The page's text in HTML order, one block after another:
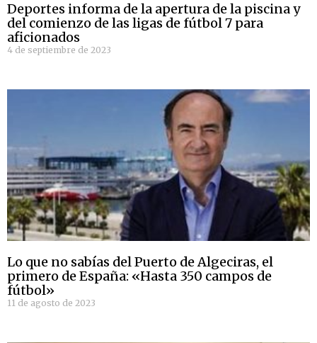
Deportes informa de la apertura de la piscina y
del comienzo de las ligas de fútbol 7 para
aficionados
4 de septiembre de 2023
Lo que no sabías del Puerto de Algeciras, el
primero de España: «Hasta 350 campos de
fútbol»
11 de agosto de 2023